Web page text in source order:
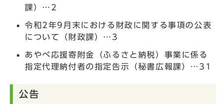
課）…2
令和2年9月末における財政に関する事項の公表
について（財政課）…3
あやべ応援寄附金（ふるさと納税）事業に係る
指定代理納付者の指定告示（秘書広報課）…31
公告